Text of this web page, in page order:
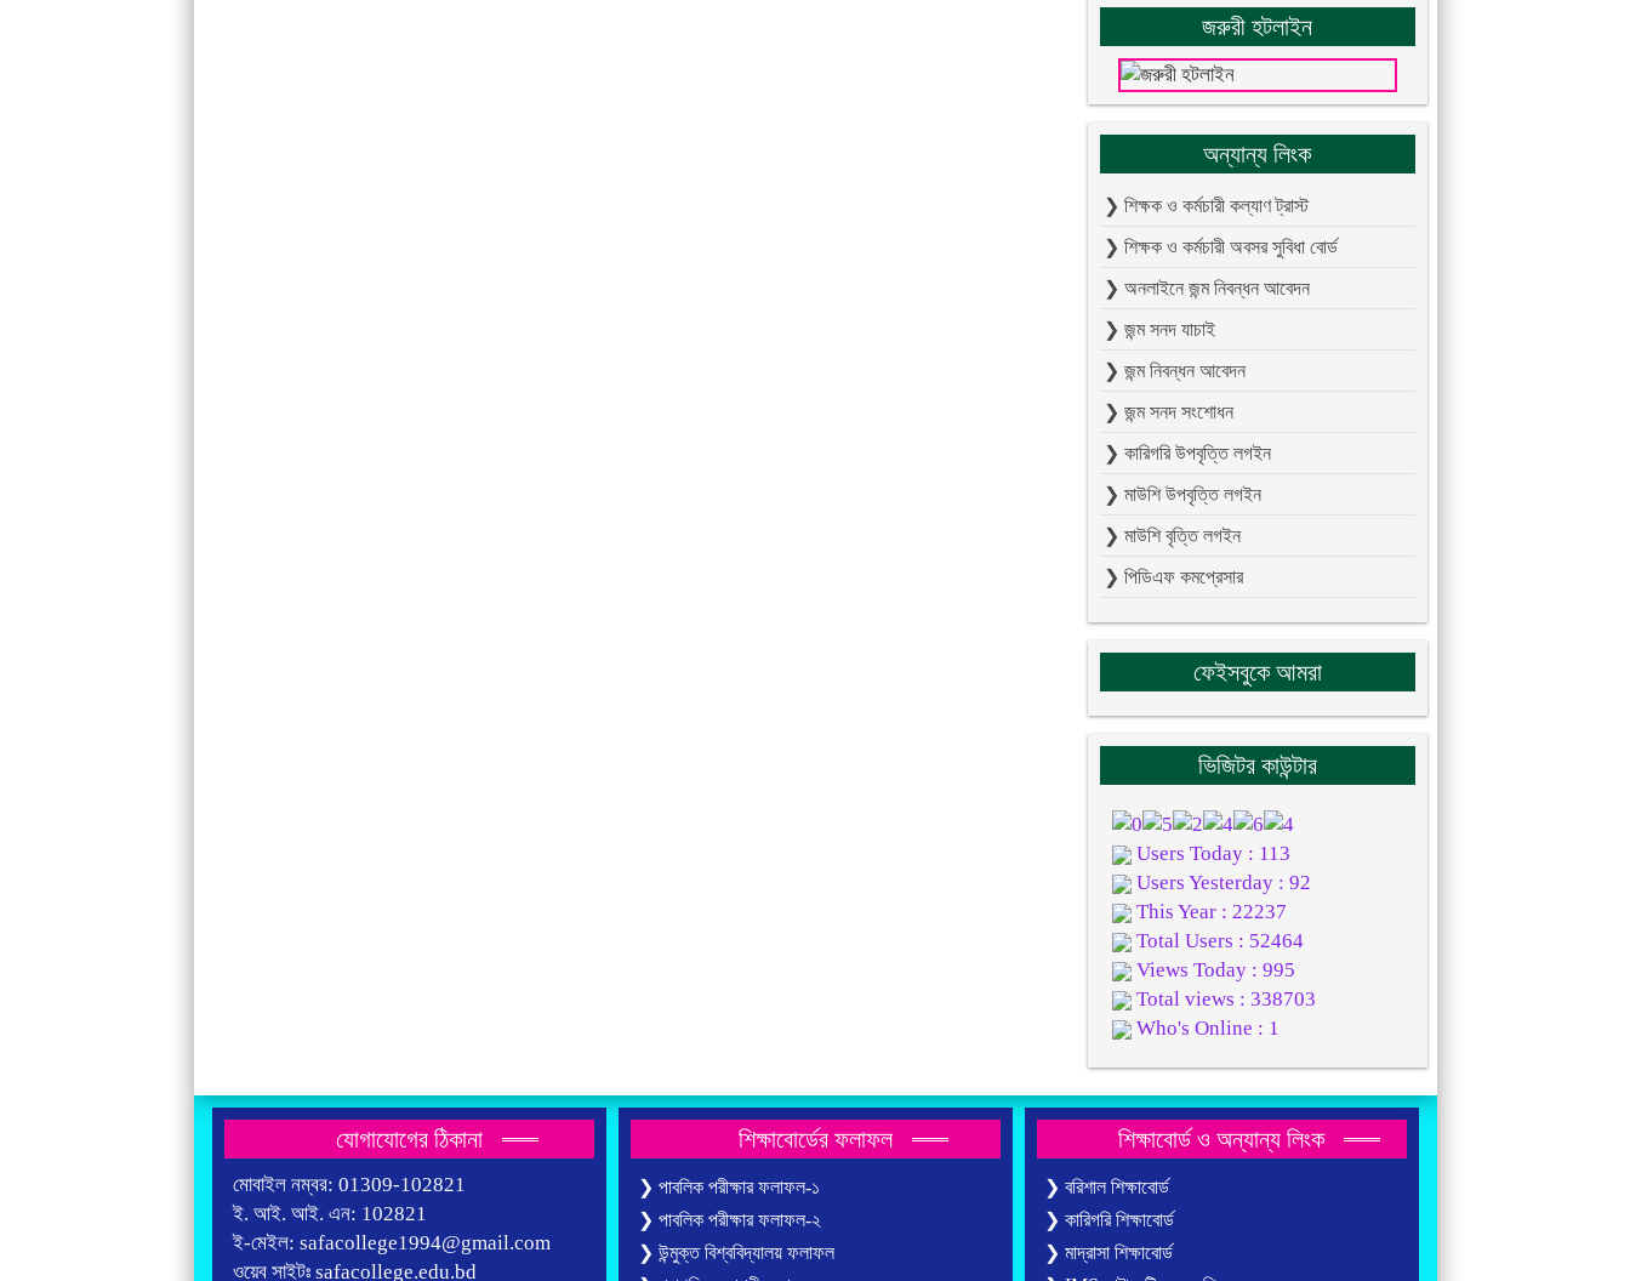
জরুরী হটলাইন
অন্যান্য লিংক
❯ শিক্ষক ও কর্মচারী কল্যাণ ট্রাস্ট
❯ শিক্ষক ও কর্মচারী অবসর সুবিধা বোর্ড
❯ অনলাইনে জন্ম নিবন্ধন আবেদন
❯ জন্ম সনদ যাচাই
❯ জন্ম নিবন্ধন আবেদন
❯ জন্ম সনদ সংশোধন
❯ কারিগরি উপবৃত্তি লগইন
❯ মাউশি উপবৃত্তি লগইন
❯ মাউশি বৃত্তি লগইন
❯ পিডিএফ কমপ্রেসার
ফেইসবুকে আমরা
ভিজিটর কাউন্টার
Users Today : 113
Users Yesterday : 92
This Year : 22237
Total Users : 52464
Views Today : 995
Total views : 338703
Who's Online : 1
যোগাযোগের ঠিকানা
মোবাইল নম্বর: 01309-102821
ই. আই. আই. এন: 102821
ই-মেইল: safacollege1994@gmail.com
ওয়েব সাইটঃ safacollege.edu.bd
শিক্ষাবোর্ডের ফলাফল
❯ পাবলিক পরীক্ষার ফলাফল-১
❯ পাবলিক পরীক্ষার ফলাফল-২
❯ উন্মুক্ত বিশ্ববিদ্যালয় ফলাফল
শিক্ষাবোর্ড ও অন্যান্য লিংক
❯ বরিশাল শিক্ষাবোর্ড
❯ কারিগরি শিক্ষাবোর্ড
❯ মাদ্রাসা শিক্ষাবোর্ড